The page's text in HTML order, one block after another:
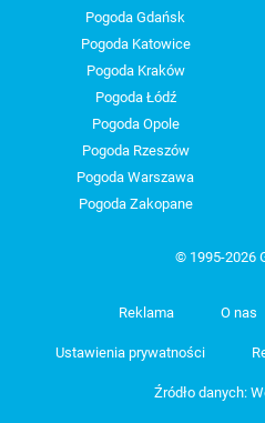
Pogoda Gdańsk
Pogoda Katowice
Pogoda Kraków
Pogoda Łódź
Pogoda Opole
Pogoda Rzeszów
Pogoda Warszawa
Pogoda Zakopane
© 1995-2026
Reklama O nas
Ustawienia prywatności
Źródło danych: